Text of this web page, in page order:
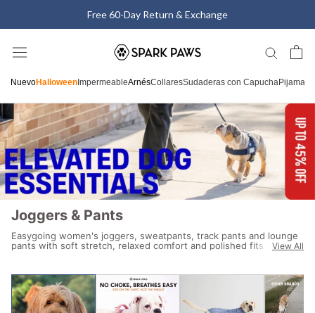
Free 60-Day Return & Exchange
NuevoHalloween ImpermeableArnésCollaresSudaderas con CapuchaPijamas
Joggers & Pants
Easygoing women's joggers, sweatpants, track pants and lounge
pants with soft stretch, relaxed comfort and polished fits forView All